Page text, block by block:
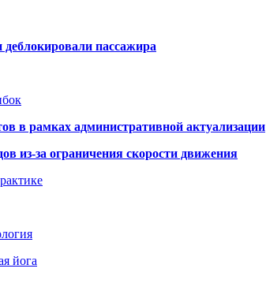
деблокировали пассажира
в рамках административной актуализации
из-за ограничения скорости движения
йога